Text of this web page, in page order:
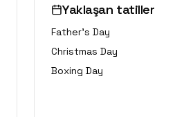
Yaklaşan tatiller
Father's Day
Christmas Day
Boxing Day